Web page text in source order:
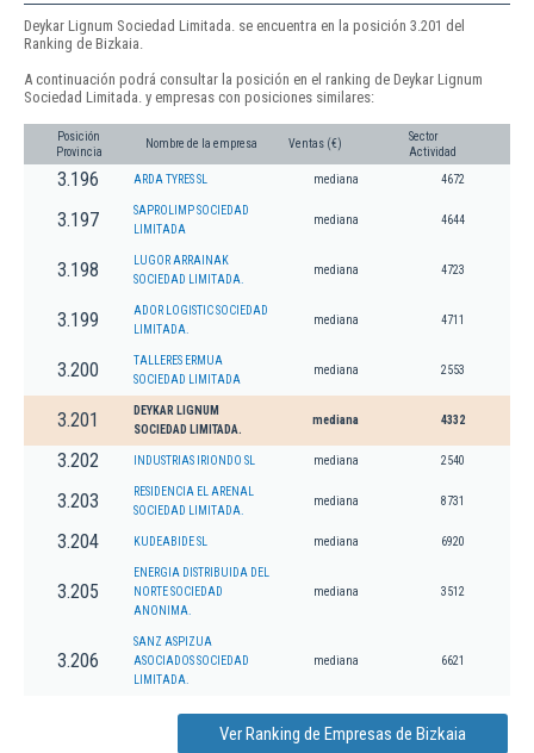
Deykar Lignum Sociedad Limitada. se encuentra en la posición 3.201 del
Ranking de Bizkaia.
A continuación podrá consultar la posición en el ranking de Deykar Lignum
Sociedad Limitada. y empresas con posiciones similares:
Posición
Provincia
Nombre de la empresa Ventas (€)
Sector
Actividad
3.196 ARDA TYRES SL mediana 4672
3.197
SAPROLIMP SOCIEDAD
LIMITADA
mediana 4644
3.198
LUGOR ARRAINAK
SOCIEDAD LIMITADA.
mediana 4723
3.199
ADOR LOGISTIC SOCIEDAD
LIMITADA.
mediana 4711
3.200
TALLERES ERMUA
SOCIEDAD LIMITADA
mediana 2553
3.201
DEYKAR LIGNUM
SOCIEDAD LIMITADA.
mediana 4332
3.202 INDUSTRIAS IRIONDO SL mediana 2540
3.203
RESIDENCIA EL ARENAL
SOCIEDAD LIMITADA.
mediana 8731
3.204 KUDEABIDE SL mediana 6920
3.205
ENERGIA DISTRIBUIDA DEL
NORTE SOCIEDAD
ANONIMA.
mediana 3512
3.206
SANZ ASPIZUA
ASOCIADOS SOCIEDAD
LIMITADA.
mediana 6621
Ver Ranking de Empresas de Bizkaia